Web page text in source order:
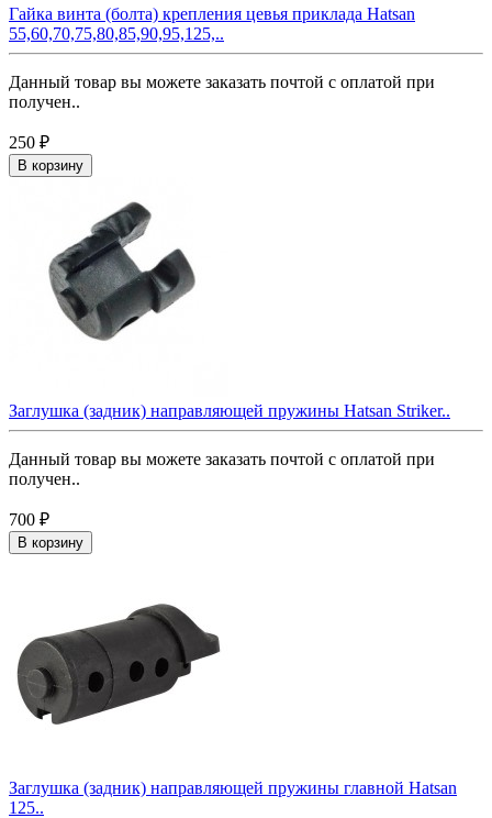
Гайка винта (болта) крепления цевья приклада Hatsan
55,60,70,75,80,85,90,95,125,..
Данный товар вы можете заказать почтой с оплатой при
получен..
250 ₽
В корзину
Заглушка (задник) направляющей пружины Hatsan Striker..
Данный товар вы можете заказать почтой с оплатой при
получен..
700 ₽
В корзину
Заглушка (задник) направляющей пружины главной Hatsan
125..